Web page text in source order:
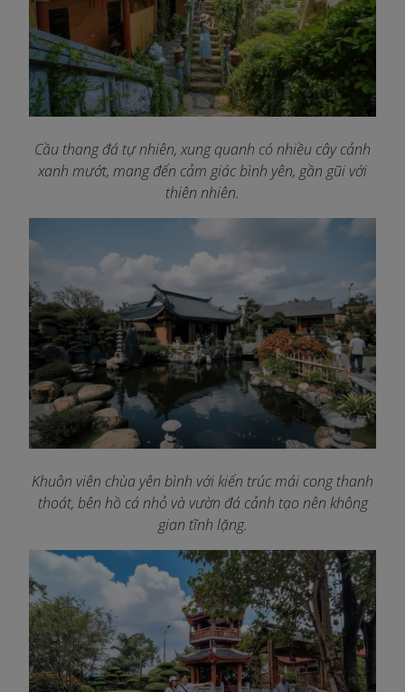
Cầu thang đá tự nhiên, xung quanh có nhiều cây cảnh
xanh mướt, mang đến cảm giác bình yên, gần gũi với
thiên nhiên.
Khuôn viên chùa yên bình với kiến trúc mái cong thanh
thoát, bên hồ cá nhỏ và vườn đá cảnh tạo nên không
gian tĩnh lặng.